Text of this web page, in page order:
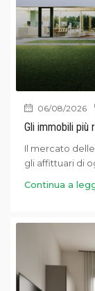
06/08/2026
Gli immobili più
Il mercato
gli affittuari di
Continua a